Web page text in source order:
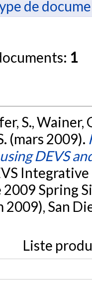
de
1
S.,
(mars 2009).
DEVS
Integrative
2009 Spring
2009), San
Liste